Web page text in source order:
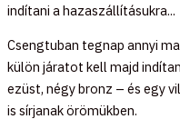
indítani a hazaszállításukra...
Csengtuban tegnap annyi
külön járatot kell majd
ezüst, négy bronz – és egy
is sírjanak örömükben.